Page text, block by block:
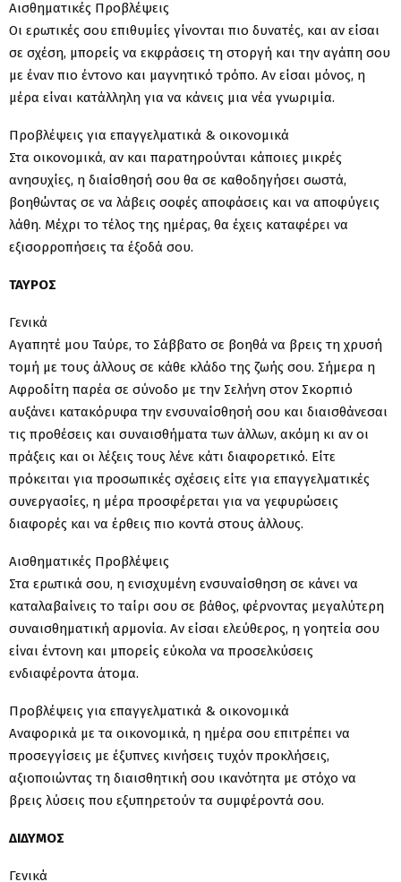
Αισθηματικές Προβλέψεις
Οι ερωτικές σου επιθυμίες γίνονται πιο δυνατές, και αν είσαι
σε σχέση, μπορείς να εκφράσεις τη στοργή και την αγάπη σου
με έναν πιο έντονο και μαγνητικό τρόπο. Αν είσαι μόνος, η
μέρα είναι κατάλληλη για να κάνεις μια νέα γνωριμία.
Προβλέψεις για επαγγελματικά & οικονομικά
Στα οικονομικά, αν και παρατηρούνται κάποιες μικρές
ανησυχίες, η διαίσθησή σου θα σε καθοδηγήσει σωστά,
βοηθώντας σε να λάβεις σοφές αποφάσεις και να αποφύγεις
λάθη. Μέχρι το τέλος της ημέρας, θα έχεις καταφέρει να
εξισορροπήσεις τα έξοδά σου.
ΤΑΥΡΟΣ
Γενικά
Αγαπητέ μου Ταύρε, το Σάββατο σε βοηθά να βρεις τη χρυσή
τομή με τους άλλους σε κάθε κλάδο της ζωής σου. Σήμερα η
Αφροδίτη παρέα σε σύνοδο με την Σελήνη στον Σκορπιό
αυξάνει κατακόρυφα την ενσυναίσθησή σου και διαισθάνεσαι
τις προθέσεις και συναισθήματα των άλλων, ακόμη κι αν οι
πράξεις και οι λέξεις τους λένε κάτι διαφορετικό. Είτε
πρόκειται για προσωπικές σχέσεις είτε για επαγγελματικές
συνεργασίες, η μέρα προσφέρεται για να γεφυρώσεις
διαφορές και να έρθεις πιο κοντά στους άλλους.
Αισθηματικές Προβλέψεις
Στα ερωτικά σου, η ενισχυμένη ενσυναίσθηση σε κάνει να
καταλαβαίνεις το ταίρι σου σε βάθος, φέρνοντας μεγαλύτερη
συναισθηματική αρμονία. Αν είσαι ελεύθερος, η γοητεία σου
είναι έντονη και μπορείς εύκολα να προσελκύσεις
ενδιαφέροντα άτομα.
Προβλέψεις για επαγγελματικά & οικονομικά
Αναφορικά με τα οικονομικά, η ημέρα σου επιτρέπει να
προσεγγίσεις με έξυπνες κινήσεις τυχόν προκλήσεις,
αξιοποιώντας τη διαισθητική σου ικανότητα με στόχο να
βρεις λύσεις που εξυπηρετούν τα συμφέροντά σου.
ΔΙΔΥΜΟΣ
Γενικά